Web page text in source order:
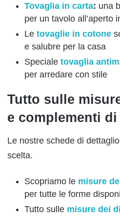
Tovaglia in carta: una
per un tavolo all’aperto
Le tovaglie in cotone
e salubre per la casa
Speciale tovaglia
per arredare con stile
Tutto sulle
e complementi
Le nostre schede di
scelta.
Scopriamo le misure
per tutte le forme
Tutto sulle misure dei